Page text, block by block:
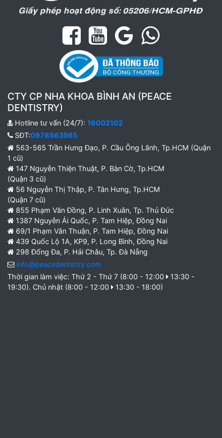
CTY CP NHA KHOA BÌNH AN (PEACE
DENTISTRY)
Hotline tư vấn (24/7): 19002102
SĐT:0978563565
563-565 Trần Hưng Đạo, P. Cầu Ông Lãnh, Tp.HCM (Quận
1 cũ)
147 Nguyễn Thiện Thuật, P. Bàn Cờ, Tp.HCM
(Quận 3 cũ)
56 Nguyễn Thị Thập, P. Tân Hưng, Tp.HCM
(Quận 7 cũ)
855 Phạm Văn Đồng, P. Linh Xuân, Tp. Thủ Đức
1387 Nguyễn Ái Quốc, P. Tam Hiệp, Đồng Nai
69/1 Phạm Văn Thuận, P. Tam Hiệp, Đồng Nai
439 Quốc Lộ 1A, KP9, P. Long Bình, Đồng Nai
298 Đống Đa, P. Hải Châu, Tp. Đà Nẵng
info@peacedentistry.com
Thời gian làm việc: Thứ 2 - Thứ 7 (8:00 - 12:00
13:30 -
19:30). Chủ nhật (8:00 - 12:00
13:30 - 18:00)